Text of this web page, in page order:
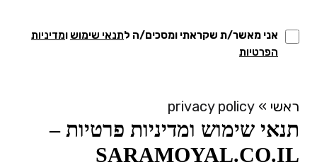
אני מאשר/ת שקראתי ומסכים/ה לתנאי שימוש ומדיניות
הפרטיות
ראשי »
privacy policy
תנאי שימוש ומדיניות פרטיות –
SARAMOYAL.CO.IL